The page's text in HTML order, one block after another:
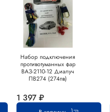
Набор подключения
противотуманных фар
ВАЗ-2110-12 Диалуч
ПВ274 (274пв)
1 397 ₽